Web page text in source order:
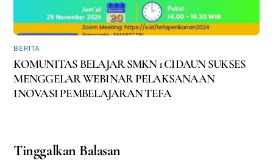
BERITA
KOMUNITAS BELAJAR SMKN 1 CIDAUN SUKSES
MENGGELAR WEBINAR PELAKSANAAN
INOVASI PEMBELAJARAN TEFA
Tinggalkan Balasan